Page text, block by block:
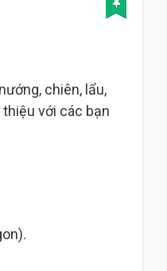
chiên, lẩu,
thiệu với các bạn